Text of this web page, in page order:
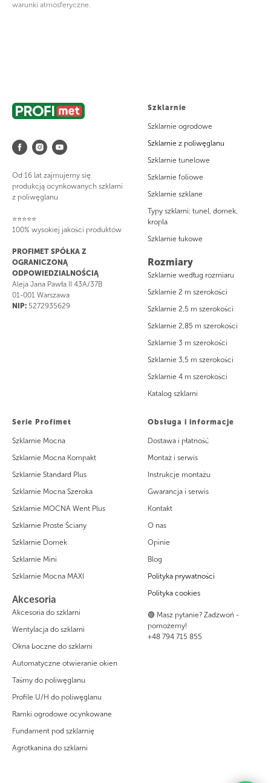
warunki atmosferyczne.
Od 16 lat zajmujemy się
produkcją ocynkowanych szklarni
z poliwęglanu
⭐⭐⭐⭐⭐
100% wysokiej jakości produktów
PROFIMET SPÓŁKA Z
OGRANICZONĄ
ODPOWIEDZIALNOŚCIĄ
Aleja Jana Pawła II 43A/37B
01-001 Warszawa
NIP: 5272935629
Szklarnie
Szklarnie ogrodowe
Szklarnie z poliwęglanu
Szklarnie tunelowe
Szklarnie foliowe
Szklarnie szklane
Typy szklarni: tunel, domek,
kropla
Szklarnie łukowe
Rozmiary
Szklarnie według rozmiaru
Szklarnie 2 m szerokości
Szklarnie 2,5 m szerokości
Szklarnie 2,85 m szerokości
Szklarnie 3 m szerokości
Szklarnie 3,5 m szerokości
Szklarnie 4 m szerokości
Katalog szklarni
Serie Profimet
Szklarnie Mocna
Szklarnie Mocna Kompakt
Szklarnie Standard Plus
Szklarnie Mocna Szeroka
Szklarnie MOCNA Went Plus
Szklarnie Proste Ściany
Szklarnie Domek
Szklarnie Mini
Szklarnie Mocna MAXI
Akcesoria
Akcesoria do szklarni
Wentylacja do szklarni
Okna boczne do szklarni
Automatyczne otwieranie okien
Taśmy do poliwęglanu
Profile U/H do poliwęglanu
Ramki ogrodowe ocynkowane
Fundament pod szklarnię
Agrotkanina do szklarni
Obsługa i informacje
Dostawa i płatność
Montaż i serwis
Instrukcje montażu
Gwarancja i serwis
Kontakt
O nas
Opinie
Blog
Polityka prywatności
Polityka cookies
🟢 Masz pytanie? Zadzwoń -
pomożemy!
+48 794 715 855